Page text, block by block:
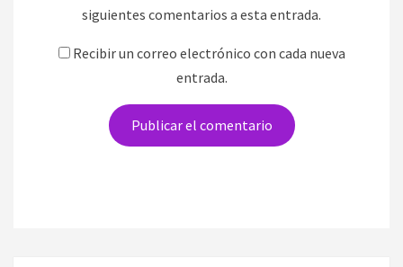
siguientes comentarios a esta entrada.
Recibir un correo electrónico con cada nueva
entrada.